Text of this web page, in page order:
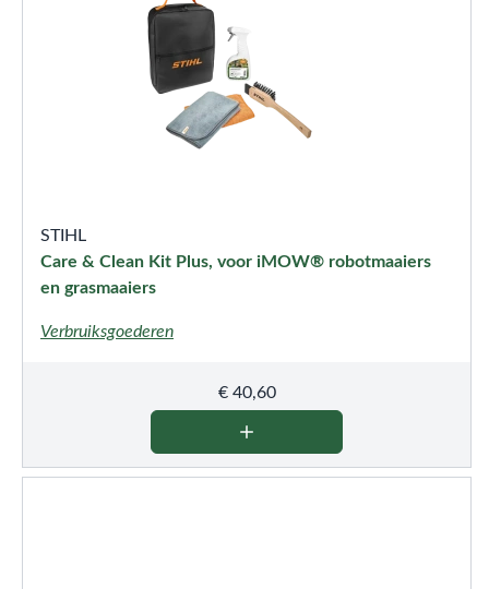
STIHL
Care & Clean Kit Plus, voor iMOW® robotmaaiers
en grasmaaiers
Verbruiksgoederen
€40,60